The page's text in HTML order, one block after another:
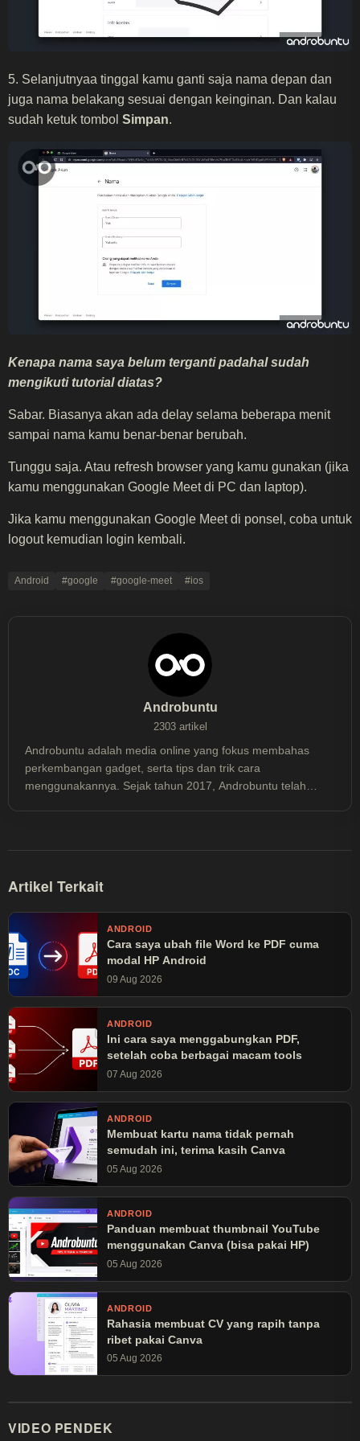
5. Selanjutnyaa tinggal kamu ganti saja nama depan dan
juga nama belakang sesuai dengan keinginan. Dan kalau
sudah ketuk tombol Simpan.
Kenapa nama saya belum terganti padahal sudah
mengikuti tutorial diatas?
Sabar. Biasanya akan ada delay selama beberapa menit
sampai nama kamu benar-benar berubah.
Tunggu saja. Atau refresh browser yang kamu gunakan (jika
kamu menggunakan Google Meet di PC dan laptop).
Jika kamu menggunakan Google Meet di ponsel, coba untuk
logout kemudian login kembali.
Android #google #google-meet #ios
Androbuntu
2303 artikel
Androbuntu adalah media online yang fokus membahas
perkembangan gadget, serta tips dan trik cara
menggunakannya. Sejak tahun 2017, Androbuntu telah
Artikel Terkait
ANDROID
Cara saya ubah file Word ke PDF cuma
modal HP Android
09 Aug 2026
ANDROID
Ini cara saya menggabungkan PDF,
setelah coba berbagai macam tools
07 Aug 2026
ANDROID
Membuat kartu nama tidak pernah
semudah ini, terima kasih Canva
05 Aug 2026
ANDROID
Panduan membuat thumbnail YouTube
menggunakan Canva (bisa pakai HP)
05 Aug 2026
ANDROID
Rahasia membuat CV yang rapih tanpa
ribet pakai Canva
05 Aug 2026
VIDEO PENDEK